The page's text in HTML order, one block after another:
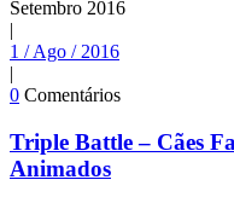
Setembro 2016
|
1 / Ago / 2016
|
0 Comentários
Triple Battle – Cães
Animados